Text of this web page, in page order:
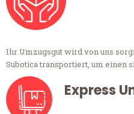
Ihr Umzugsgut wird von uns
Subotica transportiert, um einen
Express